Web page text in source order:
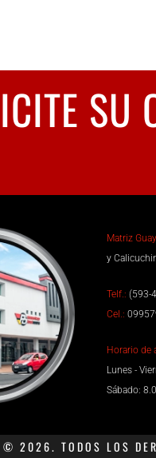
SU
Matriz
y
Telf.: (593-
Cel.:
Horario de
Lunes -
Sábado:
© 2026. TODOS LOS